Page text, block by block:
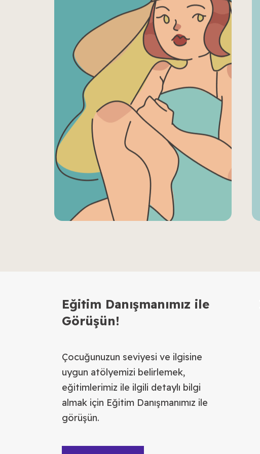
This is Portfolio
title
This can be a project
description. I have created
this portfolio to share my
work with you.
Client: Jane Barlow
Project details
Eğitim Danışmanımız ile
Görüşün!
Çocuğunuzun seviyesi ve ilgisine
uygun atölyemizi belirlemek,
eğitimlerimiz ile ilgili detaylı bilgi
almak için Eğitim Danışmanımız ile
görüşün.